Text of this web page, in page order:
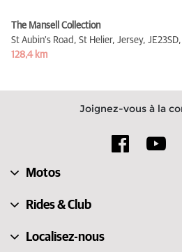
The Mansell Collection
St Aubin's Road, St Helier, Jersey, JE23SD,
128,4 km
Joignez-vous à la
Motos
Rides & Club
Localisez-nous